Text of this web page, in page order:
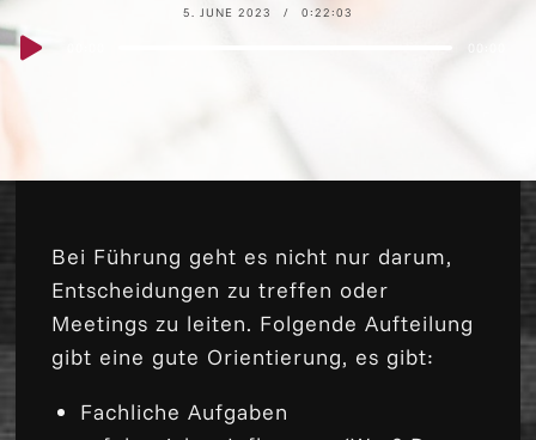
5. JUNE 2023 0:22:03
Audio
Player
Bei Führung geht es nicht nur darum,
Entscheidungen zu treffen oder
Meetings zu leiten. Folgende Aufteilung
gibt eine gute Orientierung, es gibt:
Fachliche Aufgaben